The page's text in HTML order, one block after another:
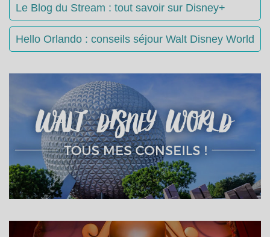
Le Blog du Stream : tout savoir sur Disney+
Hello Orlando : conseils séjour Walt Disney World